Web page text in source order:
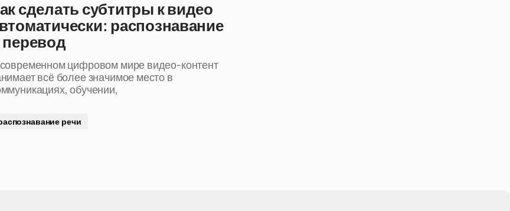
сделать субтитры к видео
распознавание
перевод
цифровом мире видео-контент
всё более значимое место в
обучении,
речи